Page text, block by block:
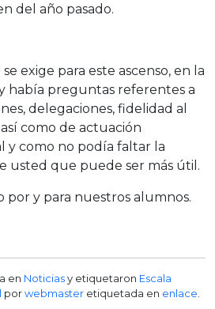
del año pasado.
exige para este ascenso, en la
había preguntas referentes a
delegaciones, fidelidad al
como de actuación
y como no podía faltar la
usted que puede ser más útil.
por y para nuestros alumnos.
en Noticiasy etiquetaron Escala
porwebmaster etiquetada en enlace